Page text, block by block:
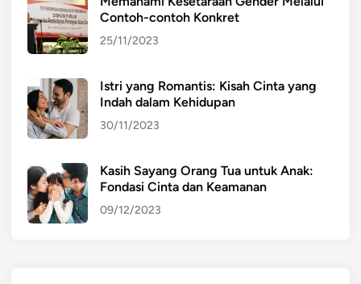
Contoh-contoh Konkret
25/11/2023
Istri yang Romantis: Kisah Cinta yang
Indah dalam Kehidupan
30/11/2023
Kasih Sayang Orang Tua untuk Anak:
Fondasi Cinta dan Keamanan
09/12/2023